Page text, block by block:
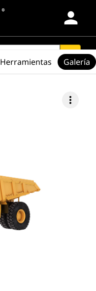
person
search
more_vert
Herramientas Galería